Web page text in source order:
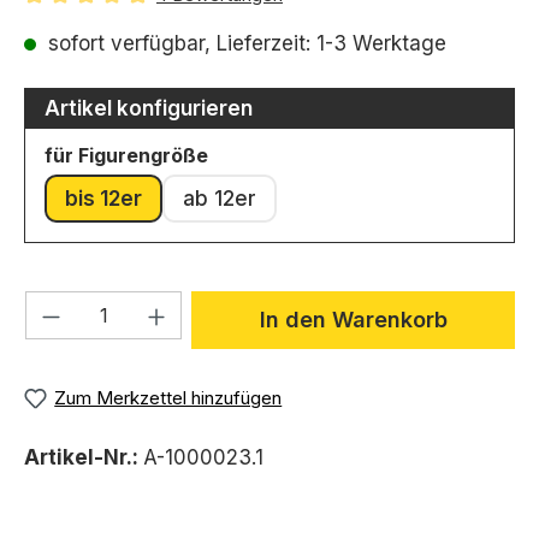
sofort verfügbar, Lieferzeit: 1-3 Werktage
Artikel konfigurieren
für Figurengrößeauswählen
bis 12er
ab 12er
Produkt Anzahl: Gib denIn den Warenkorb
Zum Merkzettel hinzufügen
Artikel-Nr.: A-1000023.1